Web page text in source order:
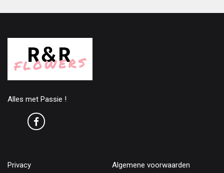
Alles met Passie !
Privacy Algemene voorwaarden